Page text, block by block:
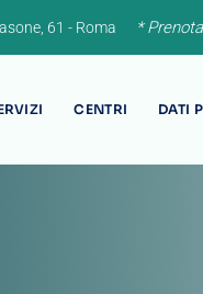
61 - Roma *
CENTRI DATI